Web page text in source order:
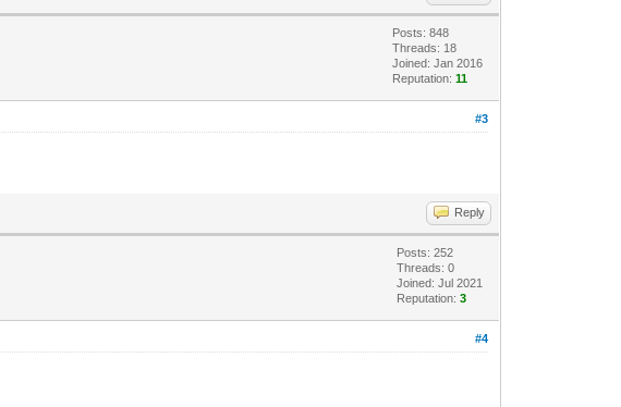
Posts: 848
Threads: 18
Joined: Jan 2016
Reputation:11
#3
Reply
Posts: 252
Threads: 0
Joined: Jul 2021
Reputation:3
#4